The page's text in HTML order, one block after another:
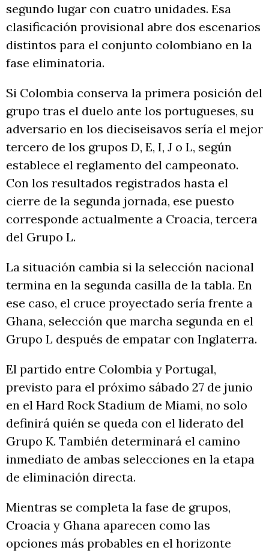
segundo lugar con cuatro unidades. Esa
clasificación provisional abre dos escenarios
distintos para el conjunto colombiano en la
fase eliminatoria.
Si Colombia conserva la primera posición del
grupo tras el duelo ante los portugueses, su
adversario en los dieciseisavos sería el mejor
tercero de los grupos D, E, I, J o L, según
establece el reglamento del campeonato.
Con los resultados registrados hasta el
cierre de la segunda jornada, ese puesto
corresponde actualmente a Croacia, tercera
del Grupo L.
La situación cambia si la selección nacional
termina en la segunda casilla de la tabla. En
ese caso, el cruce proyectado sería frente a
Ghana, selección que marcha segunda en el
Grupo L después de empatar con Inglaterra.
El partido entre Colombia y Portugal,
previsto para el próximo sábado 27 de junio
en el Hard Rock Stadium de Miami, no solo
definirá quién se queda con el liderato del
Grupo K. También determinará el camino
inmediato de ambas selecciones en la etapa
de eliminación directa.
Mientras se completa la fase de grupos,
Croacia y Ghana aparecen como las
opciones más probables en el horizonte